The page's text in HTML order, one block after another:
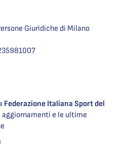
Giuridiche di Milano
Federazione Italiana Sport del
aggiornamenti e le ultime